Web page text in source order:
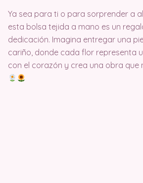
Ya sea para ti o para sorprender a
esta bolsa tejida a mano es un
dedicación. Imagina entregar una
cariño, donde cada flor representa
con el corazón y crea una obra que